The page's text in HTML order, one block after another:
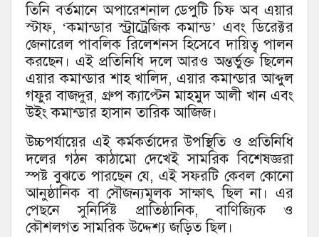
তিনি বর্তমানে অপারেশনাল ডেপুটি চিফ অব এয়ার
স্টাফ, ‘কমান্ডার স্ট্রাট্রেজিক কমান্ড’ এবং ডিরেক্টর
জেনারেল পাবলিক রিলেশনস হিসেবে দায়িত্ব পালন
করছেন। এই প্রতিনিধি দলে আরও অন্তর্ভুক্ত ছিলেন
এয়ার কমান্ডার শাহ খালিদ, এয়ার কমান্ডার আব্দুল
গফুর বাজদুর, গ্রুপ ক্যাপ্টেন মাহমুদ আলী খান এবং
উইং কমান্ডার হাসান তারিক আজিজ।
উচ্চপর্যায়ের এই কর্মকর্তাদের উপস্থিতি ও প্রতিনিধি
দলের গঠন কাঠামো দেখেই সামরিক বিশেষজ্ঞরা
স্পষ্ট বুঝতে পারছেন যে, এই সফরটি কেবল কোনো
আনুষ্ঠানিক বা সৌজন্যমূলক সাক্ষাৎ ছিল না। এর
পেছনে সুনির্দিষ্ট প্রাতিষ্ঠানিক, বাণিজ্যিক ও
কৌশলগত সামরিক উদ্দেশ্য জড়িত ছিল।